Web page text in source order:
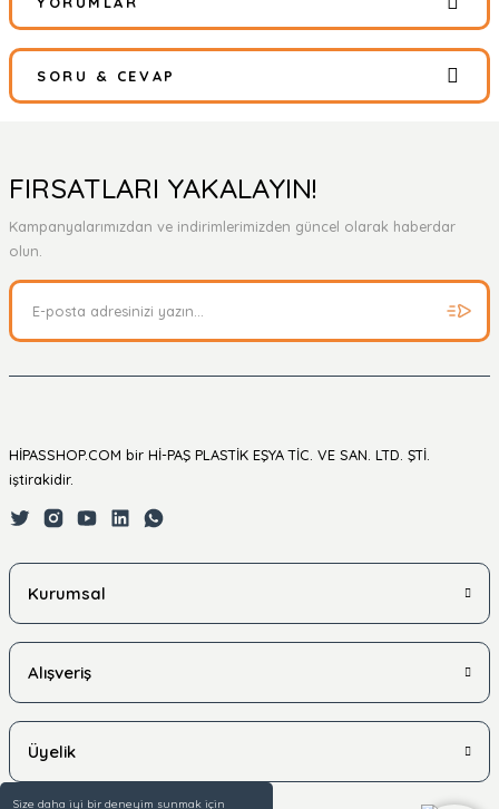
Size daha iyi bir deneyim sunmak için
Bu ürüne ilk yorumu siz yapın!
Yorum Yaz
SORU & CEVAP
Ürün hakkında henüz soru sorulmamış.
FIRSATLARI YAKALAYIN!
Kampanyalarımızdan ve indirimlerimizden güncel olarak haberdar
olun.
HİPASSHOP.COM bir Hİ-PAŞ PLASTİK EŞYA TİC. VE SAN. LTD. ŞTİ.
iştirakidir.
Kurumsal
Alışveriş
Üyelik